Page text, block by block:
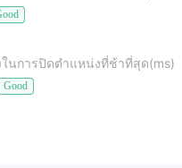
ในการปิดตำแหน่งที่ช้าที่สุด(ms)
Good